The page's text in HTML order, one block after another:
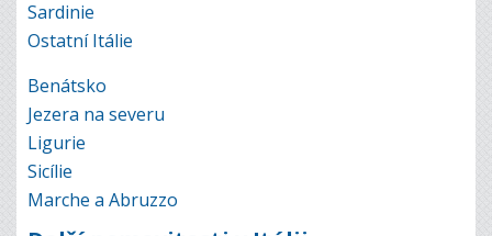
Sardinie
Ostatní Itálie
Benátsko
Jezera na severu
Ligurie
Sicílie
Marche a Abruzzo